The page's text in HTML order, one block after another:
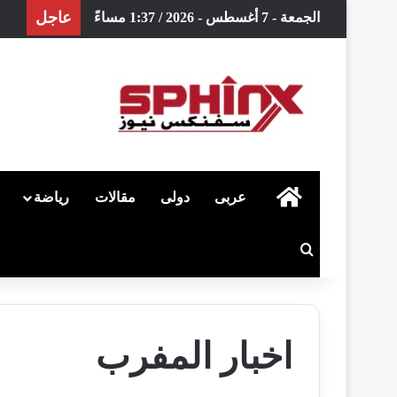
الجمعة - 7 أغسطس - 2026 / 1:37 مساءً عاجل
الرئيسية
عربى دولى مقالات رياضة
اخبار المفرب